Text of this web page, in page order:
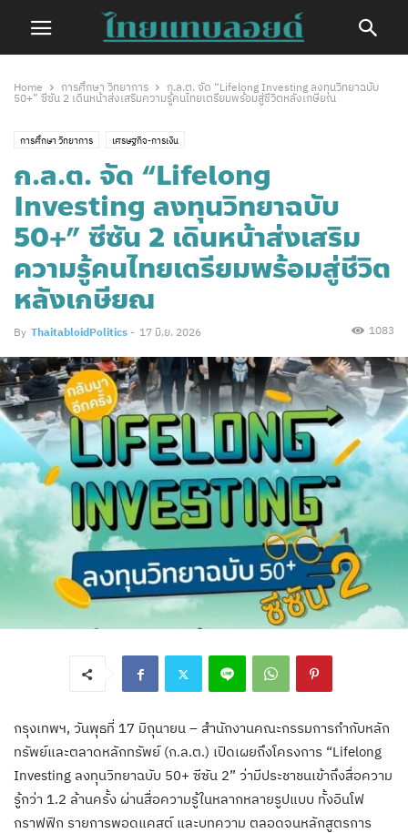
Home การศึกษา วิทยาการ
ก.ล.ต. จัด “Lifelong Investing ลงทุนวิทยาฉบับ
50+” ซีซัน 2 เดินหน้าส่งเสริมความรู้คนไทยเตรียมพร้อมสู่ชีวิตหลังเกษียณ
การศึกษา วิทยาการ เศรษฐกิจ-การเงิน
ก.ล.ต. จัด “Lifelong
Investing ลงทุนวิทยาฉบับ
50+” ซีซัน 2 เดินหน้าส่งเสริม
ความรู้คนไทยเตรียมพร้อมสู่ชีวิต
หลังเกษียณ
By ThaitabloidPolitics - 17 มิ.ย. 2026 1083
กรุงเทพฯ, วันพุธที่ 17 มิถุนายน – สำนักงานคณะกรรมการกำกับหลัก
ทรัพย์และตลาดหลักทรัพย์ (ก.ล.ต.) เปิดเผยถึงโครงการ “Lifelong
Investing ลงทุนวิทยาฉบับ 50+ ซีซัน 2” ว่ามีประชาชนเข้าถึงสื่อความ
รู้กว่า 1.2 ล้านครั้ง ผ่านสื่อความรู้ในหลากหลายรูปแบบ ทั้งอินโฟ
กราฟฟิก รายการพอดแคสต์ และบทความ ตลอดจนหลักสูตรการ